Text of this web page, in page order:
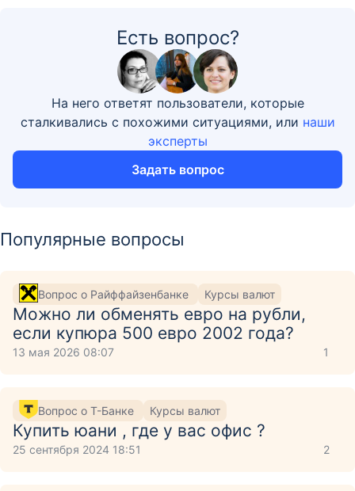
Есть вопрос?
На него ответят пользователи, которые
сталкивались с похожими ситуациями, или наши
эксперты
Задать вопрос
Популярные вопросы
Вопрос о Райффайзенбанке Курсы валют
Можно ли обменять евро на рубли,
если купюра 500 евро 2002 года?
13 мая 2026 08:07 1
Вопрос о Т-Банке Курсы валют
Купить юани , где у вас офис ?
25 сентября 2024 18:51 2